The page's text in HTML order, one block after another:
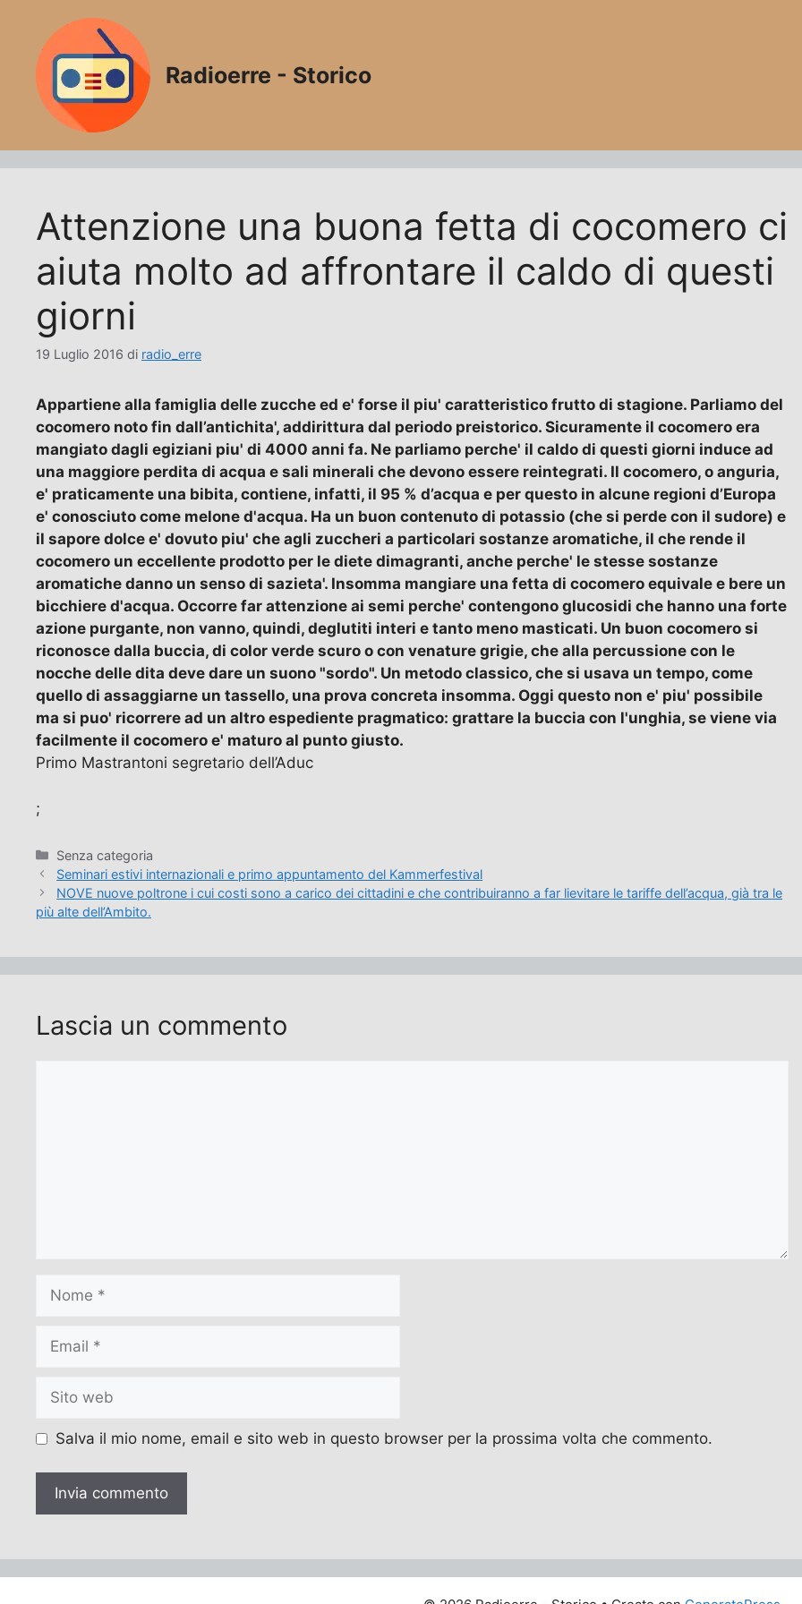
contenuto
Radioerre - Storico
Attenzione una buona fetta di cocomero ci
aiuta molto ad affrontare il caldo di questi
giorni
19 Luglio 2016 di radio_erre
Appartiene alla famiglia delle zucche ed e' forse il piu' caratteristico frutto di stagione. Parliamo del
cocomero noto fin dall’antichita', addirittura dal periodo preistorico. Sicuramente il cocomero era
mangiato dagli egiziani piu' di 4000 anni fa. Ne parliamo perche' il caldo di questi giorni induce ad
una maggiore perdita di acqua e sali minerali che devono essere reintegrati. Il cocomero, o anguria,
e' praticamente una bibita, contiene, infatti, il 95 % d’acqua e per questo in alcune regioni d’Europa
e' conosciuto come melone d'acqua. Ha un buon contenuto di potassio (che si perde con il sudore) e
il sapore dolce e' dovuto piu' che agli zuccheri a particolari sostanze aromatiche, il che rende il
cocomero un eccellente prodotto per le diete dimagranti, anche perche' le stesse sostanze
aromatiche danno un senso di sazieta'. Insomma mangiare una fetta di cocomero equivale e bere un
bicchiere d'acqua. Occorre far attenzione ai semi perche' contengono glucosidi che hanno una forte
azione purgante, non vanno, quindi, deglutiti interi e tanto meno masticati. Un buon cocomero si
riconosce dalla buccia, di color verde scuro o con venature grigie, che alla percussione con le
nocche delle dita deve dare un suono "sordo". Un metodo classico, che si usava un tempo, come
quello di assaggiarne un tassello, una prova concreta insomma. Oggi questo non e' piu' possibile
ma si puo' ricorrere ad un altro espediente pragmatico: grattare la buccia con l'unghia, se viene via
facilmente il cocomero e' maturo al punto giusto.
Primo Mastrantoni segretario dell’Aduc
;
Categorie
Senza categoria
Seminari estivi internazionali e primo appuntamento del Kammerfestival
NOVE nuove poltrone i cui costi sono a carico dei cittadini e che contribuiranno a far lievitare le tariffe dell’acqua, già tra le
più alte dell’Ambito.
Lascia un commento
web
Salva il mio nome, email e sito web in questo browser per la prossima volta che commento.